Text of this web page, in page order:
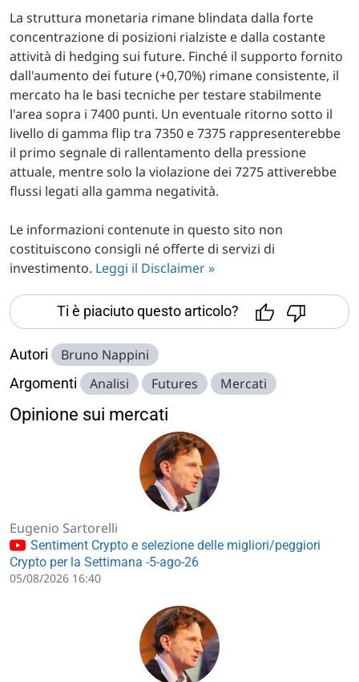
La struttura monetaria rimane blindata dalla forte
concentrazione di posizioni rialziste e dalla costante
attività di hedging sui future. Finché il supporto fornito
dall'aumento dei future (+0,70%) rimane consistente, il
mercato ha le basi tecniche per testare stabilmente
l'area sopra i 7400 punti. Un eventuale ritorno sotto il
livello di gamma flip tra 7350 e 7375 rappresenterebbe
il primo segnale di rallentamento della pressione
attuale, mentre solo la violazione dei 7275 attiverebbe
flussi legati alla gamma negatività.
Le informazioni contenute in questo sito non
costituiscono consigli né offerte di servizi di
investimento. Leggi il Disclaimer »
Ti è piaciuto questo articolo?
Autori Bruno Nappini
Argomenti Analisi Futures Mercati
Opinione sui mercati
Eugenio Sartorelli
Sentiment Crypto e selezione delle migliori/peggiori
Crypto per la Settimana -5-ago-26
05/08/2026 16:40